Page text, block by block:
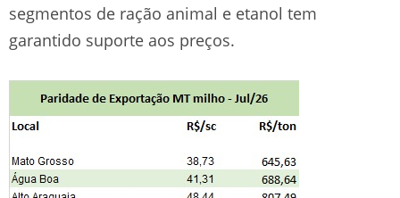
segmentos de ração animal e etanol tem
garantido suporte aos preços.